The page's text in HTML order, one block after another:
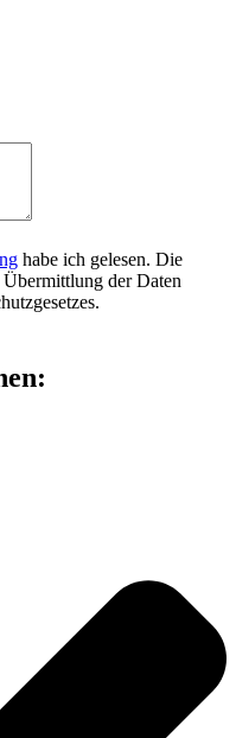
habe ich gelesen. Die
der Daten